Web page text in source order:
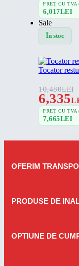
PREȚ CU TVA
6,017LEI
Sale
În stoc
Tocator
10,480LEI
6,335
PREȚ CU TVA
7,665LEI
OFERIM
PRODUSE DE
OPTIUNE DE